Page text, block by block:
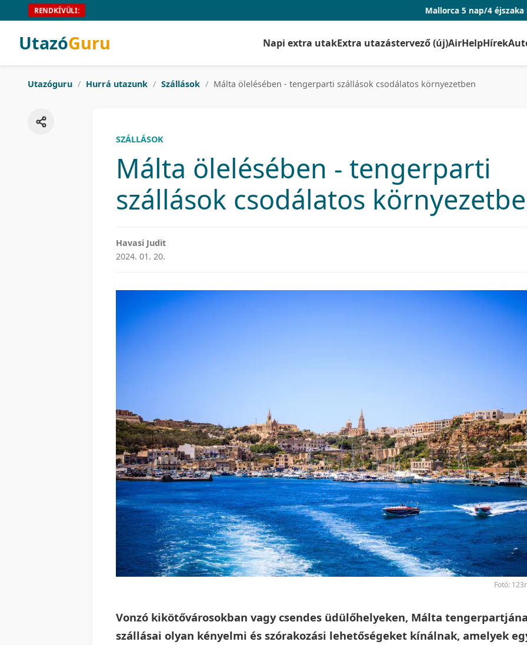
RENDKÍVÜLI: Mallorca 5 nap/4 éjszaka repjeggyel és
UtazóGuru Napi extra utakExtra utazástervező (új)AirHelpHírek
Utazóguru / Hurrá utazunk / Szállások / Málta ölelésében - tengerparti szállások csodálatos környezetben
SZÁLLÁSOK
Málta ölelésében - tengerparti
szállások csodálatos
Havasi Judit
2024. 01. 20.
Fotó:
Vonzó kikötővárosokban vagy csendes üdülőhelyeken, Málta
szállásai olyan kényelmi és szórakozási lehetőségeket kínálnak, amelyek